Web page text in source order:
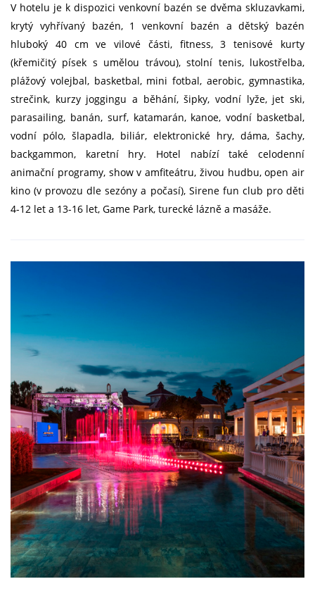
V hotelu je k dispozici venkovní bazén se dvěma skluzavkami,
krytý vyhřívaný bazén, 1 venkovní bazén a dětský bazén
hluboký 40 cm ve vilové části, fitness, 3 tenisové kurty
(křemičitý písek s umělou trávou), stolní tenis, lukostřelba,
plážový volejbal, basketbal, mini fotbal, aerobic, gymnastika,
strečink, kurzy joggingu a běhání, šipky, vodní lyže, jet ski,
parasailing, banán, surf, katamarán, kanoe, vodní basketbal,
vodní pólo, šlapadla, biliár, elektronické hry, dáma, šachy,
backgammon, karetní hry. Hotel nabízí také celodenní
animační programy, show v amfiteátru, živou hudbu, open air
kino (v provozu dle sezóny a počasí), Sirene fun club pro děti
4-12 let a 13-16 let, Game Park, turecké lázně a masáže.